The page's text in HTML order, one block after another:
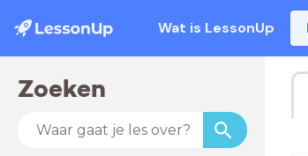
Wat is LessonUp
Zoeken